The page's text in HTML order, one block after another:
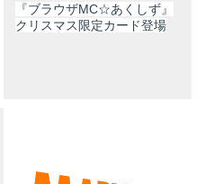
『ブラウザMC☆あくしず』
クリスマス限定カード登場